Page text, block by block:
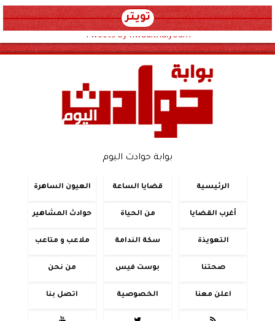
تويتر
Tweets by hwadithalyoum
بوابة حوادث اليوم
الرئيسية قضايا الساعة العيون الساهرة
أغرب القضايا من الحياة حوادث المشاهير
التعويذة سكة الندامة ملاعب و متاعب
صحتنا بوست فيس من نحن
اعلن معنا الخصوصية اتصل بنا